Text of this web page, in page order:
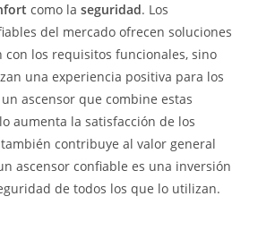
como laseguridad. Los
del mercado ofrecen soluciones
con los requisitos funcionales, sino
una experiencia positiva para los
ascensor que combine estas
aumenta la satisfacción de los
contribuye al valor general
ascensor confiable es una inversión
de todos los que lo utilizan.